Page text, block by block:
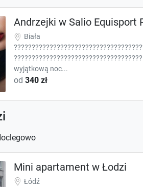
Andrzejki w Salio Equisport
Biała
wyjątkową noc...
od 340 zł
Mini apartament w Łodzi
Łódź